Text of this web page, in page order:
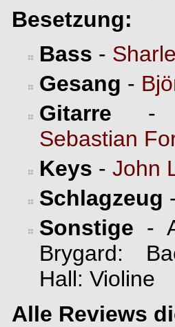
Besetzung:
Bass -
Gesang -
Gitarre
Sebastian
Keys - John
Schlagzeug
Sonstige -
Brygard:
Hall: Violine
Alle Reviews